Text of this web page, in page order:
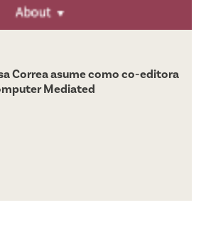
Correa asume como co-editora
Mediated